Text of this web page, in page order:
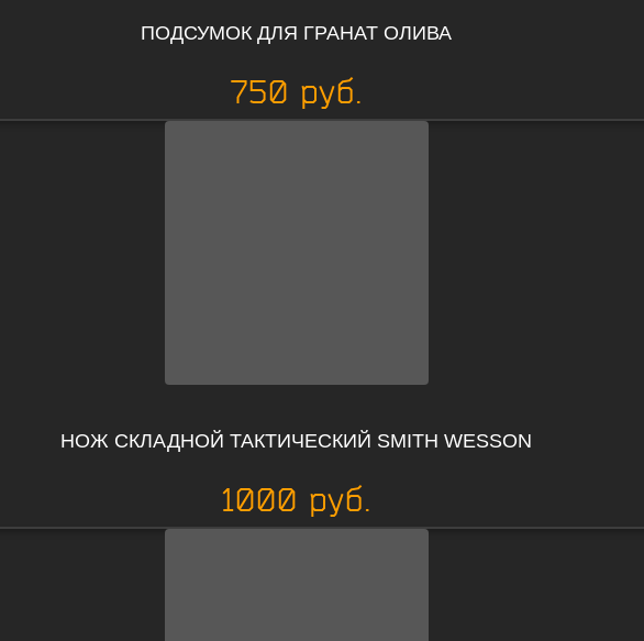
ПОДСУМОК ДЛЯ ГРАНАТ ОЛИВА
750 руб.
НОЖ СКЛАДНОЙ ТАКТИЧЕСКИЙ SMITH WESSON
1000 руб.